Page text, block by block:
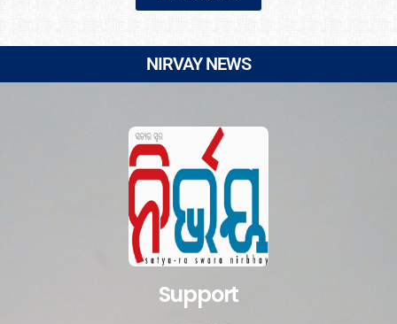
NIRVAY NEWS
Support